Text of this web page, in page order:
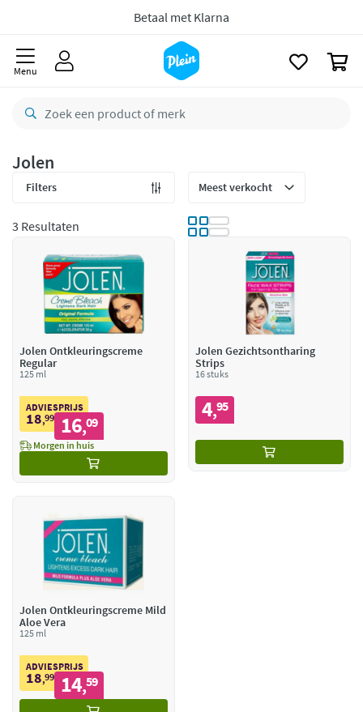
8,8/10Goed
CO2 neutraal
Menu
Jolen
Filters
3 Resultaten
Jolen Ontkleuringscreme
Regular
125 ml
ADVIESPRIJS
18,99 16,09
Morgen in huis
Jolen Gezichtsontharing
Strips
16 stuks
4,95
Jolen Ontkleuringscreme Mild
Aloe Vera
125 ml
ADVIESPRIJS
18,99 14,59